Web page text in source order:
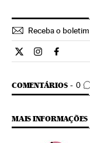
Receba o
Internacional El
COMENTÁRIOS 0
COMENTÁRIOS
MAIS INFORMAÇÕES